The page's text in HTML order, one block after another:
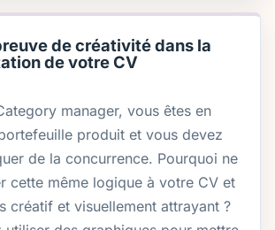
de créativité dans la
de votre CV
manager, vous êtes en
produit et vous devez
de la concurrence. Pourquoi ne
cette même logique à votre CV et
créatif et visuellement attrayant ?